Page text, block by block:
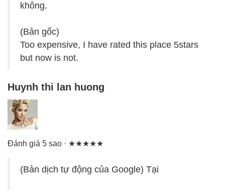
không.
(Bản gốc)
Too expensive, I have rated this place 5stars
but now is not.
Huynh thi lan huong
Đánh giá 5 sao · ★★★★★
(Bản dịch tự động của Google) Tại